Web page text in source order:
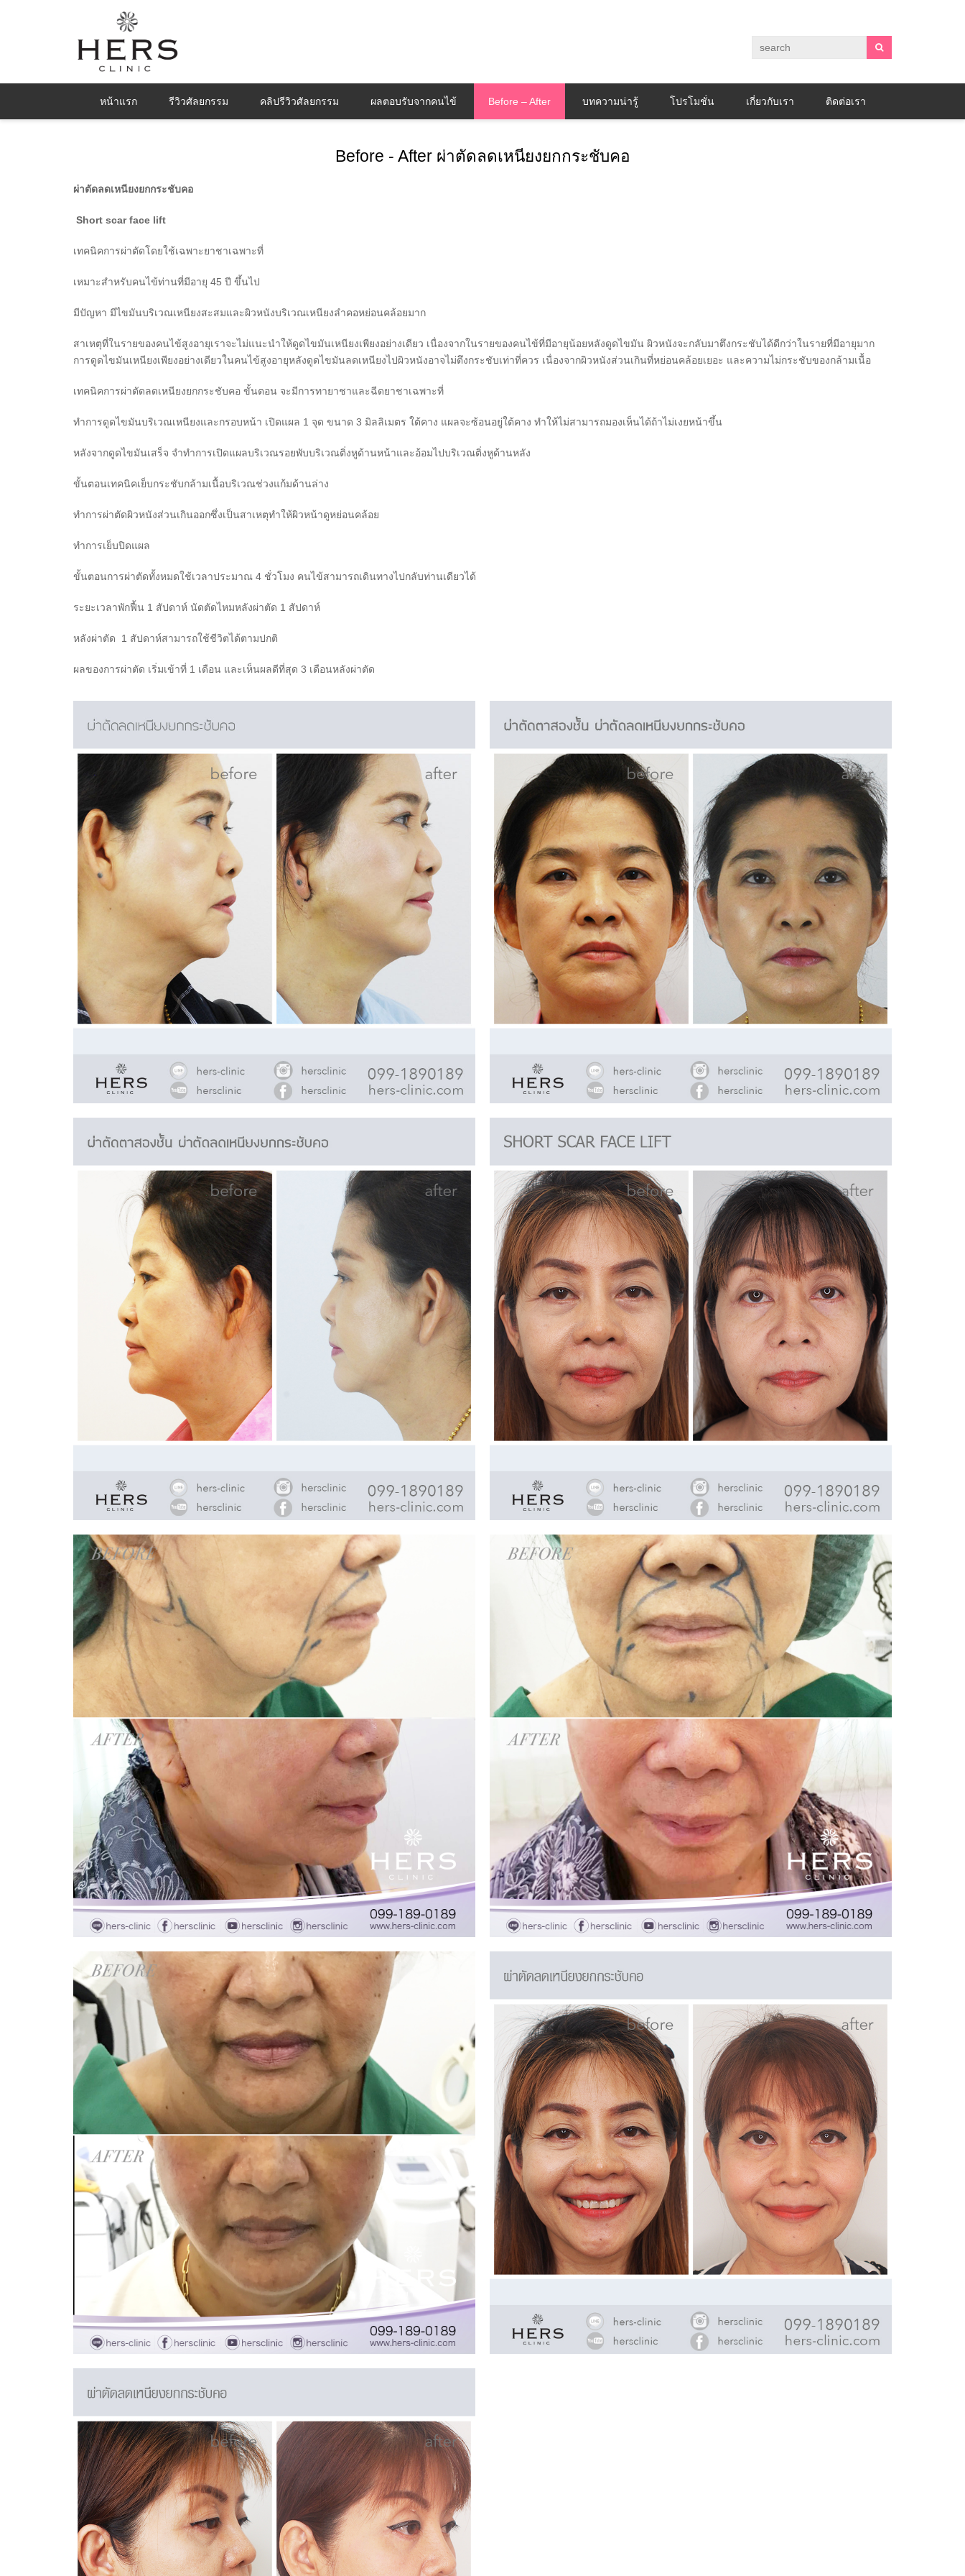
หน้าแรก รีวิวศัลยกรรม คลิปรีวิวศัลยกรรม ผลตอบรับจากคนไข้ Before – After บทความน่ารู้ โปรโมชั่น เกี่ยวกับเรา ติดต่อเรา
Before - After ผ่าตัดลดเหนียงยกกระชับคอ
ผ่าตัดลดเหนียงยกกระชับคอ
Short scar face lift
เทคนิคการผ่าตัดโดยใช้เฉพาะยาชาเฉพาะที่
เหมาะสำหรับคนไข้ท่านที่มีอายุ 45 ปี ขึ้นไป
มีปัญหา มีไขมันบริเวณเหนียงสะสมและผิวหนังบริเวณเหนียงลำคอหย่อนคล้อยมาก
สาเหตุที่ในรายของคนไข้สูงอายุเราจะไม่แนะนำให้ดูดไขมันเหนียงเพียงอย่างเดียว เนื่องจากในรายของคนไข้ที่มีอายุน้อยหลังดูดไขมัน ผิวหนังจะกลับมาตึงกระชับได้ดีกว่าในรายที่มีอายุมาก
การดูดไขมันเหนียงเพียงอย่างเดียวในคนไข้สูงอายุหลังดูดไขมันลดเหนียงไปผิวหนังอาจไม่ตึงกระชับเท่าที่ควร เนื่องจากผิวหนังส่วนเกินที่หย่อนคล้อยเยอะ และความไม่กระชับของกล้ามเนื้อ
เทคนิคการผ่าตัดลดเหนียงยกกระชับคอ ขั้นตอน จะมีการทายาชาและฉีดยาชาเฉพาะที่
ทำการดูดไขมันบริเวณเหนียงและกรอบหน้า เปิดแผล 1 จุด ขนาด 3 มิลลิเมตร ใต้คาง แผลจะซ้อนอยู่ใต้คาง ทำให้ไม่สามารถมองเห็นได้ถ้าไม่เงยหน้าขึ้น
หลังจากดูดไขมันเสร็จ จำทำการเปิดแผลบริเวณรอยพับบริเวณติ่งหูด้านหน้าและอ้อมไปบริเวณติ่งหูด้านหลัง
ขั้นตอนเทคนิคเย็บกระชับกล้ามเนื้อบริเวณช่วงแก้มด้านล่าง
ทำการผ่าตัดผิวหนังส่วนเกินออกซึ่งเป็นสาเหตุทำให้ผิวหน้าดูหย่อนคล้อย
ทำการเย็บปิดแผล
ขั้นตอนการผ่าตัดทั้งหมดใช้เวลาประมาณ 4 ชั่วโมง คนไข้สามารถเดินทางไปกลับท่านเดียวได้
ระยะเวลาพักฟื้น 1 สัปดาห์ นัดตัดไหมหลังผ่าตัด 1 สัปดาห์
หลังผ่าตัด 1 สัปดาห์สามารถใช้ชีวิตได้ตามปกติ
ผลของการผ่าตัด เริ่มเข้าที่ 1 เดือน และเห็นผลดีที่สุด 3 เดือนหลังผ่าตัด